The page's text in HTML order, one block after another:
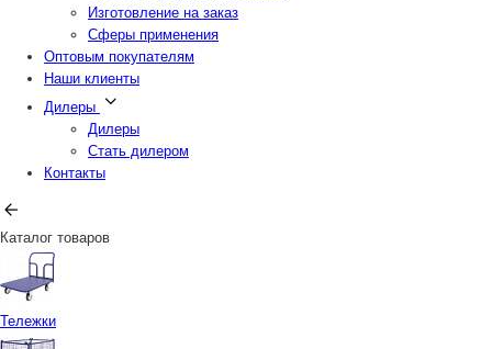
Изготовление на заказ
Сферы применения
Оптовым покупателям
Наши клиенты
Дилеры
Дилеры
Стать дилером
Контакты
Каталог товаров
Тележки